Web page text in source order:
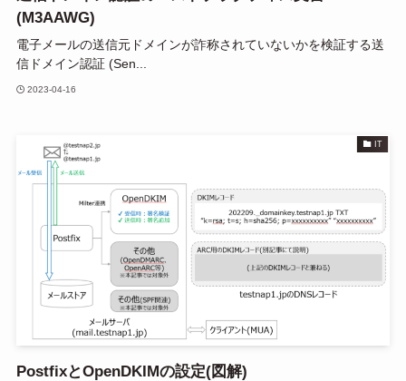
(M3AAWG)
電子メールの送信元ドメインが詐称されていないかを検証する送
信ドメイン認証 (Sen...
2023-04-16
IT
PostfixとOpenDKIMの設定(図解)